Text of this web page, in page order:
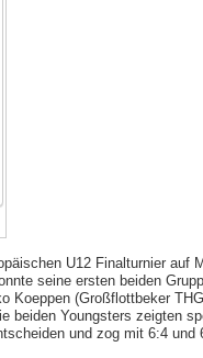
U12 Finalturnier
seine ersten beiden
Koeppen (Großflottbeker
beiden Youngsters zeigten
und zog mit 6:4 und